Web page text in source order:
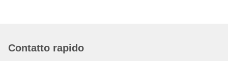
Contatto rapido